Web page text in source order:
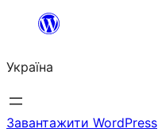
Перейти
вмісту
Україна
Завантажити WordPress